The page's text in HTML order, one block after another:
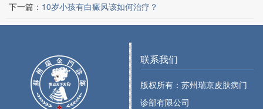
下一篇： 10岁小孩有白癜风该如何治疗？
联系我们
版权所有：苏州瑞京皮肤病门
诊部有限公司